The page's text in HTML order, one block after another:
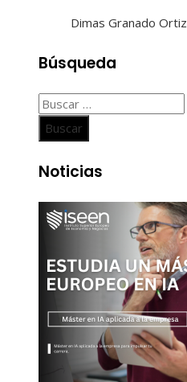
Dimas Granado Ortiz
Búsqueda
Buscar:
Noticias